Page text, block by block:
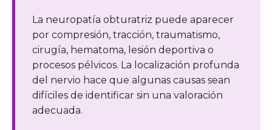
La neuropatía obturatriz puede aparecer
por compresión, tracción, traumatismo,
cirugía, hematoma, lesión deportiva o
procesos pélvicos. La localización profunda
del nervio hace que algunas causas sean
difíciles de identificar sin una valoración
adecuada.